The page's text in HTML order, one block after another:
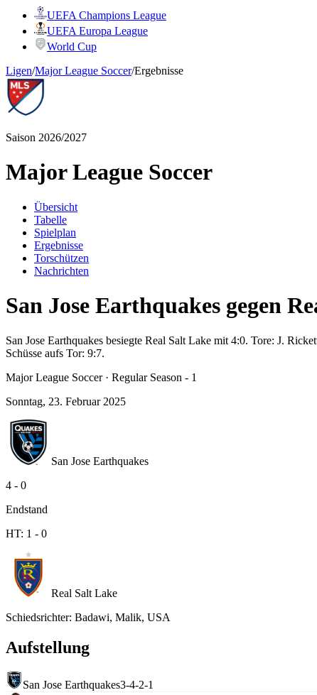
UEFA Champions League
UEFA Europa League
World Cup
Ligen/Major League Soccer/Ergebnisse
Saison 2026/2027
Major League Soccer
Übersicht
Tabelle
Spielplan
Ergebnisse
Torschützen
Nachrichten
San Jose Earthquakes gegen
San Jose Earthquakes besiegte Real Salt Lake mit 4:0. Tore: J.
Schüsse aufs Tor: 9:7.
Major League Soccer· Regular Season - 1
Sonntag, 23. Februar 2025
San Jose Earthquakes
4 - 0
Endstand
HT: 1 - 0
Real Salt Lake
Schiedsrichter: Badawi, Malik, USA
Aufstellung
San Jose Earthquakes3-4-2-1